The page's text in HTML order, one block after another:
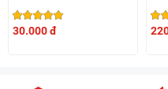
30.000 đ